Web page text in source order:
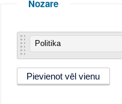
Nozare
Politika